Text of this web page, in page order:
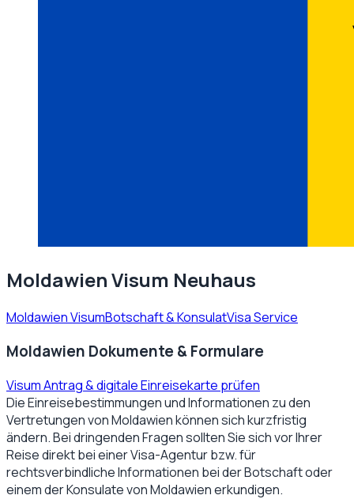
Moldawien Visum Neuhaus
Moldawien VisumBotschaft & KonsulatVisa Service
Moldawien Dokumente & Formulare
Visum Antrag & digitale Einreisekarte prüfen
Die Einreisebestimmungen und Informationen zu den
Vertretungen vonMoldawienkönnen sich kurzfristig
ändern. Bei dringenden Fragen sollten Sie sich vor Ihrer
Reise direkt bei einer Visa-Agentur bzw. für
rechtsverbindliche Informationen bei der Botschaft oder
einem der Konsulate vonMoldawienerkundigen.